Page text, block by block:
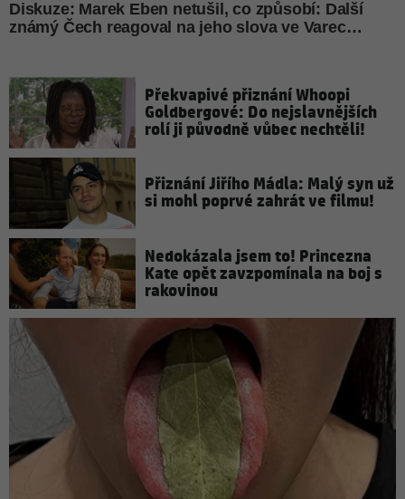
Překvapivé přiznání Whoopi
Goldbergové: Do nejslavnějších
rolí ji původně vůbec nechtěli!
Přiznání Jiřího Mádla: Malý syn už
si mohl poprvé zahrát ve filmu!
Nedokázala jsem to! Princezna
Kate opět zavzpomínala na boj s
rakovinou